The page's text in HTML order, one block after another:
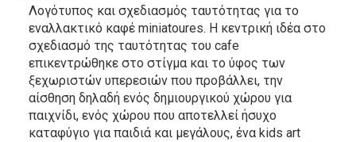
Λογότυπος και σχεδιασμός ταυτότητας για το
εναλλακτικό καφέ miniatoures. Η κεντρική ιδέα στο
σχεδιασμό της ταυτότητας του cafe
επικεντρώθηκε στο στίγμα και το ύφος των
ξεχωριστών υπερεσιών που προβάλλει, την
αίσθηση δηλαδή ενός δημιουργικού χώρου για
παιχνίδι, ενός χώρου που αποτελλεί ήσυχο
καταφύγιο για παιδιά και μεγάλους, ένα kids art